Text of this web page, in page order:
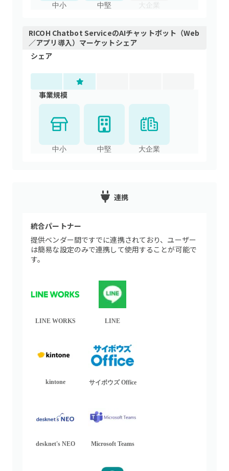
中小 中堅 大企業
RICOH Chatbot ServiceのAIチャットボット（Web
／アプリ導入） マーケットシェア
シェア
事業規模
中小 中堅 大企業
連携
統合パートナー
提供ベンダー間ですでに連携されており、ユーザー
は簡易な設定のみで連携して使用することが可能で
す。
LINE WORKS LINE
kintone サイボウズ Office
desknet's NEO Microsoft Teams